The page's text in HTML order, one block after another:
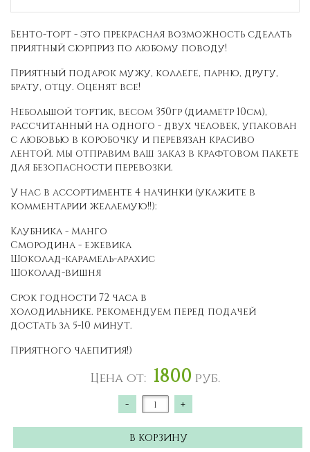
Бенто-торт - это прекрасная возможность сделать
приятный сюрприз по любому поводу!
Приятный подарок мужу, коллеге, парню, другу,
брату, отцу. Оценят все!
Небольшой тортик, весом 350гр (диаметр 10см),
рассчитанный на одного - двух человек, упакован
с любовью в коробочку и перевязан красиво
лентой. Мы отправим ваш заказ в крафтовом пакете
для безопасности перевозки.
У нас в ассортименте 4 начинки (укажите в
комментарии желаемую!!):
Клубника - Манго
Смородина - ежевика
Шоколад-карамель-арахис
Шоколад-вишня
Срок годности 72 часа в
холодильнике. Рекомендуем перед подачей
достать за 5-10 минут.
Приятного чаепития!)
Цена от: 1800 руб.
- +
В КОРЗИНУ